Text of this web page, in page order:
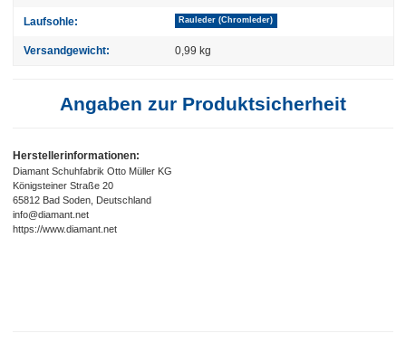
Laufsohle: Rauleder (Chromleder)
Versandgewicht: 0,99 kg
Angaben zur Produktsicherheit
Herstellerinformationen:
Diamant Schuhfabrik Otto Müller KG
Königsteiner Straße 20
65812 Bad Soden, Deutschland
info@diamant.net
https://www.diamant.net